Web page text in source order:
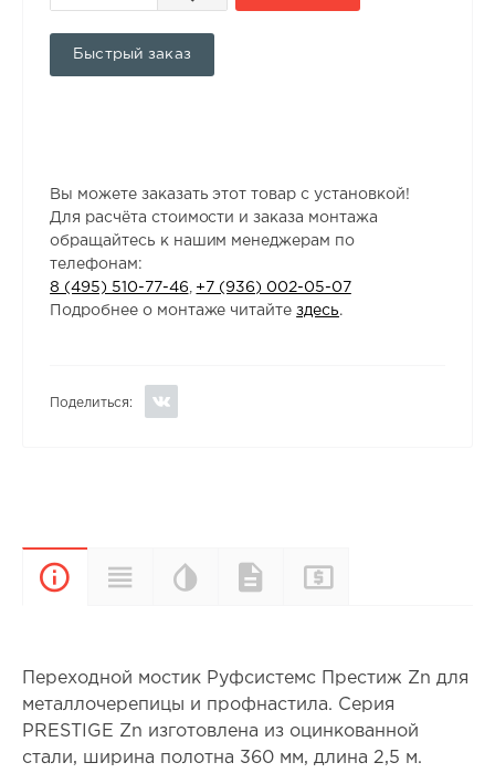
Быстрый заказ
Вы можете заказать этот товар с установкой!
Для расчёта стоимости и заказа монтажа
обращайтесь к нашим менеджерам по
телефонам:
8 (495) 510-77-46
+7 (936) 002-05-07
Подробнее о монтаже читайтездесь.
Поделиться:
ОписаниеХарактеристики
Цветовая
палитра
Документы
Переходной мостик Руфсистемс Престиж Zn для
металлочерепицы и профнастила. Серия
PRESTIGE Zn изготовлена из оцинкованной
стали, ширина полотна 360 мм, длина 2,5 м.